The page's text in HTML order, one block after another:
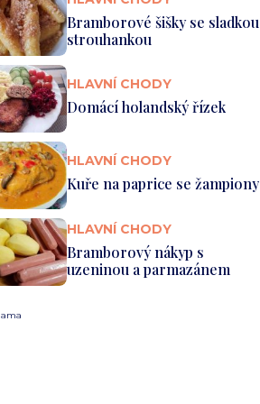
Bramborové šišky se sladkou
strouhankou
HLAVNÍ CHODY
Domácí holandský řízek
HLAVNÍ CHODY
Kuře na paprice se žampiony
HLAVNÍ CHODY
Bramborový nákyp s
uzeninou a parmazánem